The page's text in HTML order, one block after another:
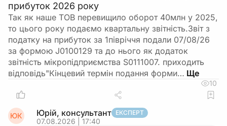
прибуток 2026 року
Так як наше ТОВ перевищило оборот 40млн у 2025,
то цього року подаємо квартальну звітність.Звіт з
податку на прибуток за 1півріччя подали 07/08/26
за формою J0100129 та до нього як додаток
звітність мікропідприємства S0111007. приходить
відповідь"Кінцевий термін подання форми…
10
ЮК Юрій, консультант ЕКСПЕРТ
07.08.2026 | 17:40